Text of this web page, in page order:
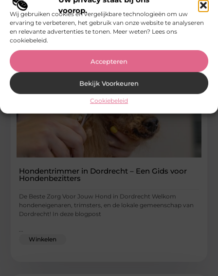
voorop.
Wij gebruiken cookies en vergelijkbare technologieën om uw
ervaring te verbeteren, het gebruik van onze website te analyseren
en relevante advertenties te tonen. Meer weten? Lees ons
cookiebeleid.
Accepteren
Bekijk Voorkeuren
Cookiebeleid
...
Winkelen
Hondentrimmer in Dordrecht – Een Gids voor
Hondenbezitters
De Beste Zorg Voor Jouw Hond in Dordrecht Welkom
hondeneigenaren, trimsters, en de lokale gemeenschap van
Dordrecht! In deze blogpost
Winkelen